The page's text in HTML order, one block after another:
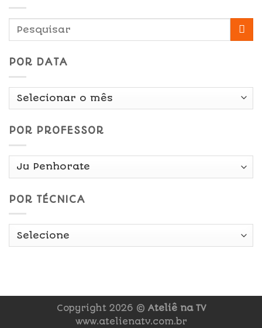
POR DATA
Por
POR PROFESSOR
POR TÉCNICA
Copyright 2026 © Ateliê na TV
www.atelienatv.com.br